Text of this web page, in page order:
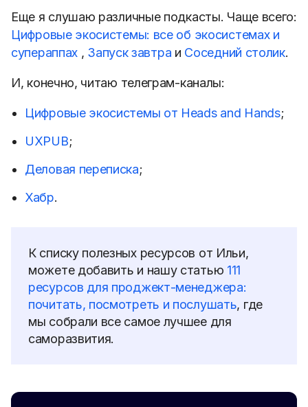
Еще я слушаю различные подкасты. Чаще всего:
Цифровые экосистемы: все об экосистемах и
супераппах , Запуск завтра и Соседний столик.
И, конечно, читаю телеграм-каналы:
Цифровые экосистемы от Heads and Hands;
UXPUB;
Деловая переписка;
Хабр.
К списку полезных ресурсов от Ильи,
можете добавить и нашу статью 111
ресурсов для проджект-менеджера:
почитать, посмотреть и послушать, где
мы собрали все самое лучшее для
саморазвития.